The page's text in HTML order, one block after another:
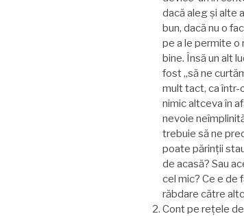
dacă aleg şi alte
bun, dacă nu o
pe a le permite o
bine. Însă un alt
fost „să ne
mult tact, ca într-
nimic altceva în
nevoie
trebuie să ne
poate părinții
de acasă? Sau
cel mic? Ce e de
răbdare către
Cont pe rețele